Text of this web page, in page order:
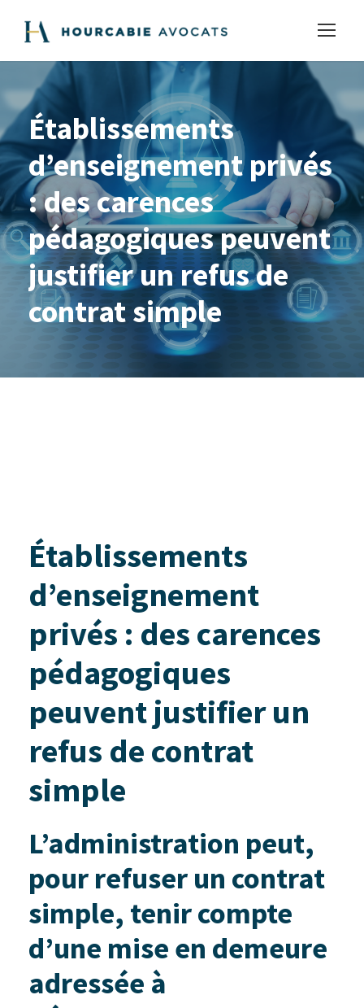
Établissements
d’enseignement privés
: des carences
pédagogiques peuvent
justifier un refus de
contrat simple
Établissements
d’enseignement
privés : des carences
pédagogiques
peuvent justifier un
refus de contrat
simple
L’administration peut,
pour refuser un contrat
simple, tenir compte
d’une mise en demeure
adressée à